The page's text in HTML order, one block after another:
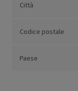
Città
Codice postale
Paese